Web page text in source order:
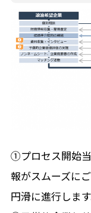
①プロセス開始
報がスムーズに
円滑に進行します